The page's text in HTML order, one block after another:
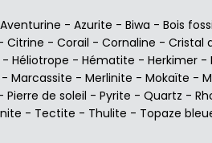
Aventurine - Azurite - Biwa - Bois
Citrine - Corail - Cornaline - Cristal
- Héliotrope - Hématite - Herkimer -
- Marcassite - Merlinite - Mokaïte -
Pierre de soleil - Pyrite - Quartz -
- Tectite - Thulite - Topaze